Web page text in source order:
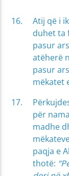
Atij që i
duhet ta
pasur
atëherë
pasur
mëkatet
për
madhe
paqja e
thotë: